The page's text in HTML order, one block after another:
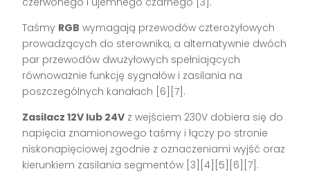
Taśmy RGB wymagają przewodów czterożyłowych
prowadzących do sterownika, a alternatywnie dwóch
par przewodów dwużyłowych spełniających
równoważnie funkcję sygnałów i zasilania na
poszczególnych kanałach [6][7].
Zasilacz 12V lub 24V z wejściem 230V dobiera się do
napięcia znamionowego taśmy i łączy po stronie
niskonapięciowej zgodnie z oznaczeniami wyjść oraz
kierunkiem zasilania segmentów [3][4][5][6][7].